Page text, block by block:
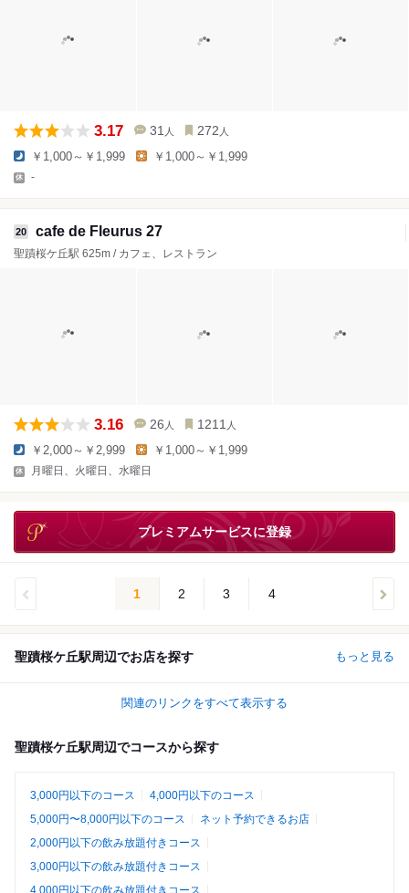
3.17 31 人 272 人
￥1,000～￥1,999 ￥1,000～￥1,999
-
20 cafe de Fleurus 27
聖蹟桜ケ丘駅 625m / カフェ、レストラン
3.16 26 人 1211 人
￥2,000～￥2,999 ￥1,000～￥1,999
月曜日、火曜日、水曜日
プレミアムサービスに登録
1 2 3 4
聖蹟桜ケ丘駅周辺でお店を探す もっと見る
関連のリンクをすべて表示する
聖蹟桜ケ丘駅周辺でコースから探す
3,000円以下のコース
4,000円以下のコース
5,000円〜8,000円以下のコース
ネット予約できるお店
2,000円以下の飲み放題付きコース
3,000円以下の飲み放題付きコース